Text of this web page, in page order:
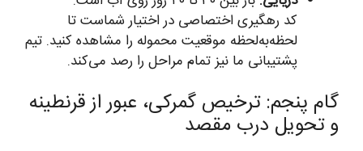
کد رهگیری اختصاصی در اختیار شماست تا
لحظه‌به‌لحظه موقعیت محموله را مشاهده کنید. تیم
پشتیبانی ما نیز تمام مراحل را رصد می‌کند.
گام پنجم: ترخیص گمرکی، عبور از قرنطینه
و تحویل درب مقصد